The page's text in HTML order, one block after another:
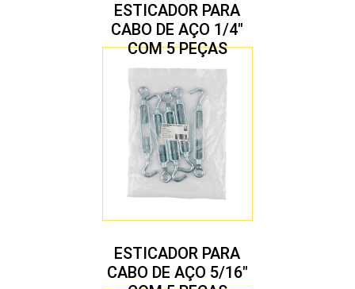
ESTICADOR PARA
CABO DE AÇO 1/4″
COM 5 PEÇAS
ESTICADOR PARA
CABO DE AÇO 5/16″